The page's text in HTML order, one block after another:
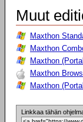
Muut
Maxthon
Maxthon
Maxthon
Maxthon
Maxthon
Linkkaa tähän